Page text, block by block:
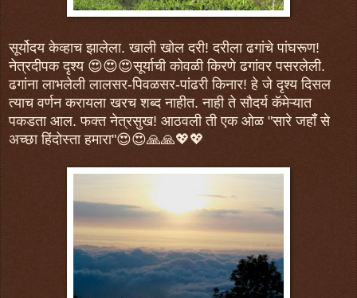
सूर्योदय केव्हाच झालेला. खाली खोल दरी! दरीला ढगांचे पांघरूण!
नेत्रदीपक दृश्य 😍😍😍सूर्याची कोवळी किरणे ढगांवर पसरलेली.
ढगांना लाभलेली लालसर-पिवळसर-पांढरी किनार! हे जे दृश्य दिसल
त्याच वर्णन करायला खरच शब्द नाहीत. नाही ते सौदर्य कॅमेऱ्यात
पकडता आल. फक्त नेत्रसुख! आठवली ती एक ओळ "सारे जहाँँ से
अच्छा हिंदोस्ता हमारा"😍😍🙏🙏💖💖